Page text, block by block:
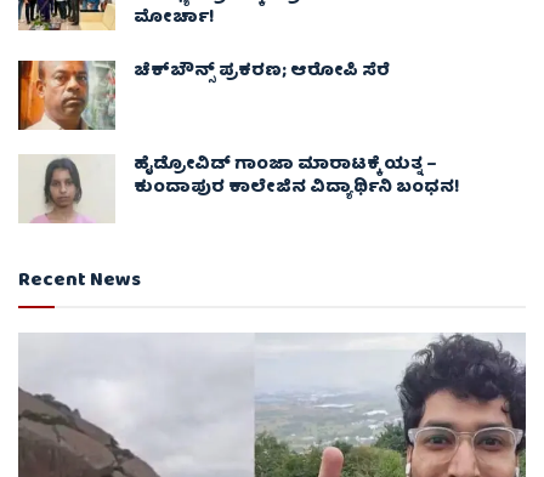
ಮೋರ್ಚಾ!
ಚೆಕ್​ಬೌನ್ಸ್​ ಪ್ರಕರಣ; ಆರೋಪಿ ಸೆರೆ
ಹೈಡ್ರೋವಿಡ್ ಗಾಂಜಾ ಮಾರಾಟಕ್ಕೆ ಯತ್ನ –
ಕುಂದಾಪುರ ಕಾಲೇಜಿನ ವಿದ್ಯಾರ್ಥಿನಿ ಬಂಧನ!
Recent News